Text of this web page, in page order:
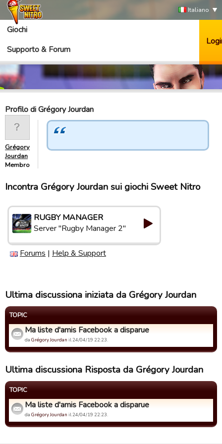
Italiano
Giochi
Supporto & Forum
Profilo di Grégory Jourdan
Grégory
Jourdan
Membro
Incontra Grégory Jourdan sui giochi Sweet Nitro
RUGBY MANAGER
Server "Rugby Manager 2"
Forums | Help & Support
Ultima discussiona iniziata da Grégory Jourdan
TOPIC
Ma liste d'amis Facebook a disparue
da Grégory Jourdan il 24/04/19 22:23.
Ultima discussiona Risposta da Grégory Jourdan
TOPIC
Ma liste d'amis Facebook a disparue
da Grégory Jourdan il 24/04/19 22:23.